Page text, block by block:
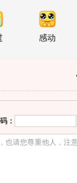
感动
：